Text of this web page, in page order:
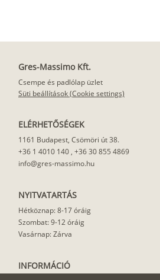
Gres-Massimo Kft.
Csempe és padlólap üzlet
Süti beállítások (Cookie settings)
ELÉRHETŐSÉGEK
1161 Budapest, Csömöri út 38.
+36 1 4010 140, +36 30 855 4869
info@gres-massimo.hu
NYITVATARTÁS
Hétköznap: 8-17 óráig
Szombat: 9-12 óráig
Vasárnap: Zárva
INFORMÁCIÓ